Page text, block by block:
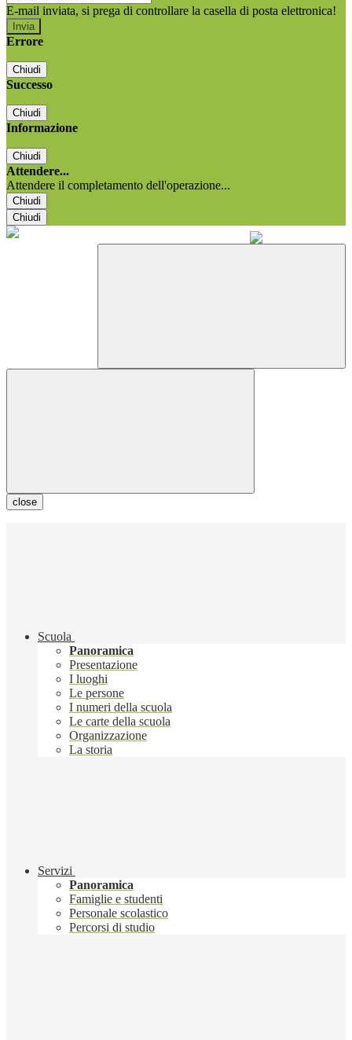
E-mail inviata, si prega di controllare la casella di posta elettronica!
Errore
Chiudi
Successo
Chiudi
Informazione
Chiudi
Attendere...
Attendere il completamento dell'operazione...
Chiudi
Chiudi
close
Scuola
Panoramica
Presentazione
I luoghi
Le persone
I numeri della scuola
Le carte della scuola
Organizzazione
La storia
Servizi
Panoramica
Famiglie e studenti
Personale scolastico
Percorsi di studio